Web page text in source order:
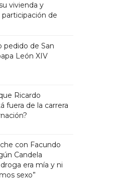
vivienda y
participación de
pedido de San
León XIV
Ricardo
fuera de la carrera
con Facundo
Candela
era mía y ni
sexo”